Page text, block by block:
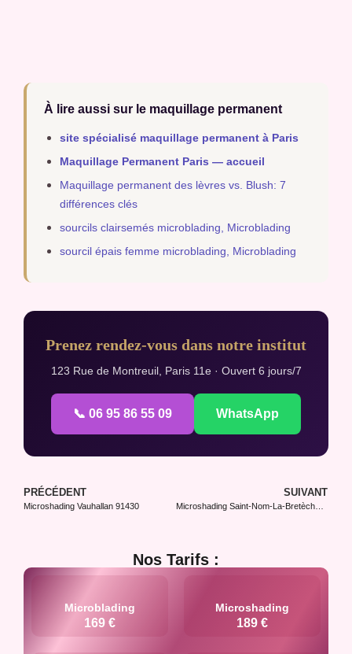
À lire aussi sur le maquillage permanent
site spécialisé maquillage permanent à Paris
Maquillage Permanent Paris — accueil
Maquillage permanent des lèvres vs. Blush: 7
différences clés
sourcils clairsemés microblading, Microblading
sourcil épais femme microblading, Microblading
Prenez rendez-vous dans notre institut
123 Rue de Montreuil, Paris 11e · Ouvert 6 jours/7
📞 06 95 86 55 09 WhatsApp
PRÉCÉDENT
Microshading Vauhallan 91430
SUIVANT
Microshading Saint-Nom-La-Bretèche 78860
Nos Tarifs :
Microblading
169 €
Microshading
189 €